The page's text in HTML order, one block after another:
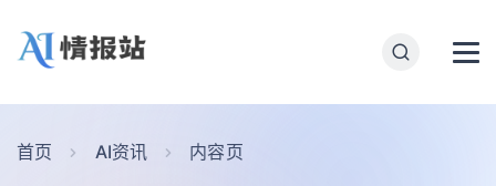
首页 AI资讯 内容页